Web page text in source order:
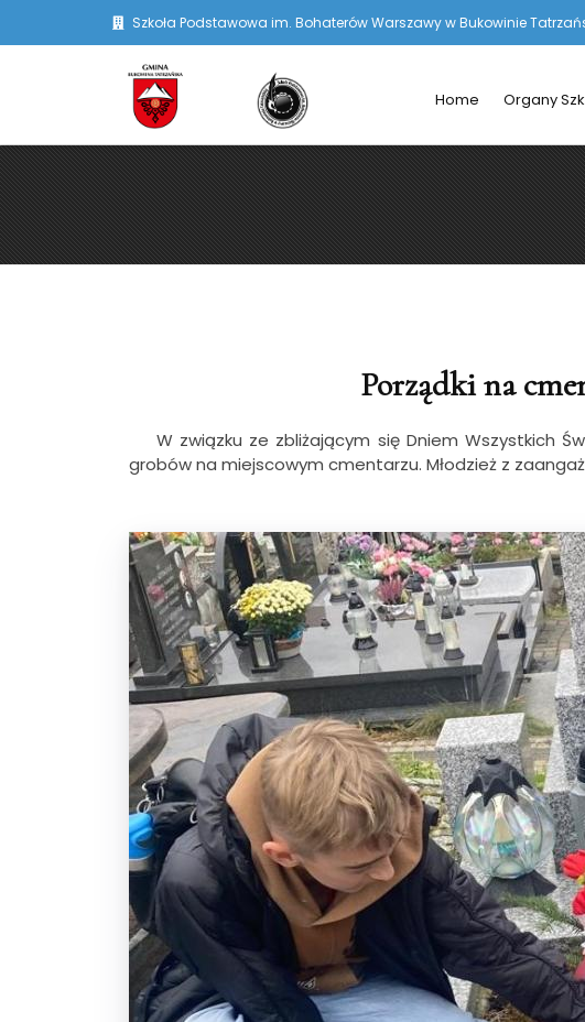
Szkoła Podstawowa im. Bohaterów Warszawy w Bukowinie
Home Organy
Porządki na
W związku ze zbliżającym się Dniem Wszystkich
grobów na miejscowym cmentarzu. Młodzież z